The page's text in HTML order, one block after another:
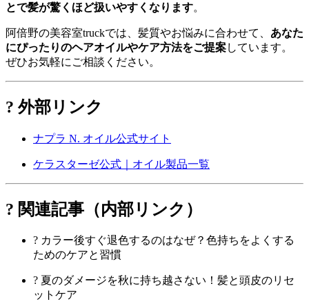
とで髪が驚くほど扱いやすくなります。
阿倍野の美容室truckでは、髪質やお悩みに合わせて、 あなた
にぴったりのヘアオイルやケア方法をご提案しています。
ぜひお気軽にご相談ください。
? 外部リンク
ナプラ N. オイル公式サイト
ケラスターゼ公式｜オイル製品一覧
? 関連記事（内部リンク）
? カラー後すぐ退色するのはなぜ？色持ちをよくする
ためのケアと習慣
? 夏のダメージを秋に持ち越さない！髪と頭皮のリセ
ットケア